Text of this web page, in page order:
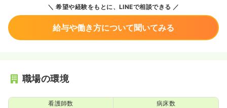
希望や経験をもとに、LINEで相談できる
給与や働き方について聞いてみる
職場の環境
看護師数 病床数